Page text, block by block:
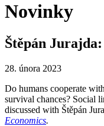
Novinky
Štěpán
28. února 2023
Do humans cooperate
survival chances? Social
discussed with Štěpán
Economics.